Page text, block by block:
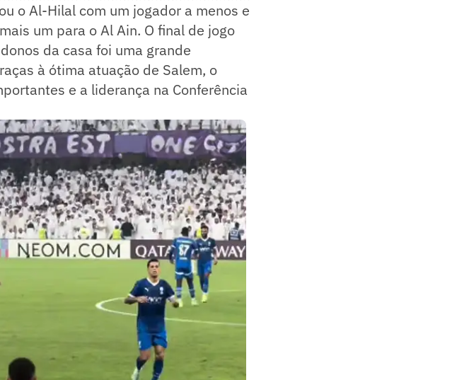
o Al-Hilal com um jogador a menos e
um para o Al Ain. O final de jogo
da casa foi uma grande
à ótima atuação de Salem, o
e a liderança na Conferência